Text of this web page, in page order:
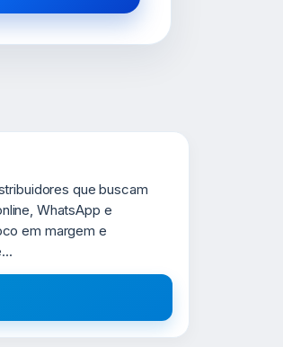
que buscam
WhatsApp e
em margem e